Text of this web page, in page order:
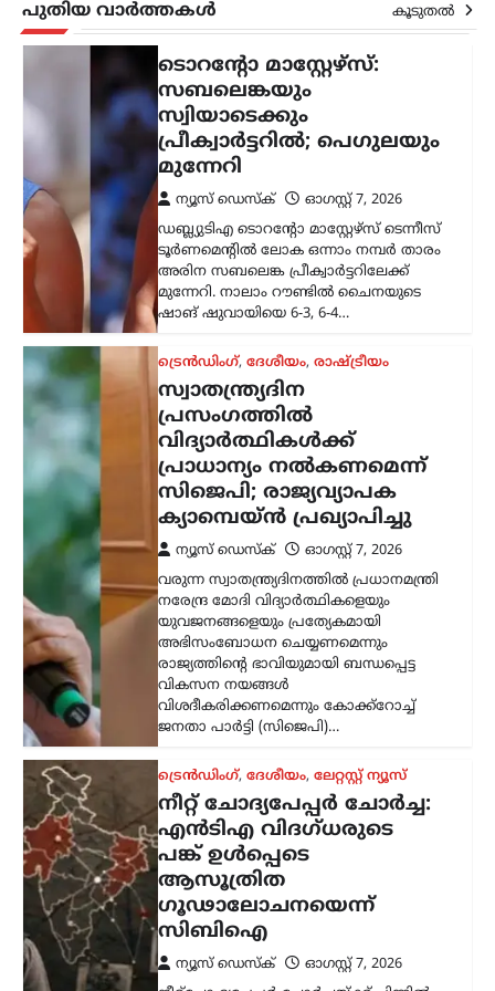
പുതിയ വാർത്തകൾ
കൂടുതൽ
കായികം
ടൊറന്റോ മാസ്റ്റേഴ്സ്:
സബലെങ്കയും
സ്വിയാടെക്കും
പ്രീക്വാർട്ടറിൽ; പെഗുലയും
മുന്നേറി
ന്യൂസ് ഡെസ്ക്
ഓഗസ്റ്റ്‌ 7, 2026
ഡബ്ല്യുടിഎ ടൊറന്റോ മാസ്റ്റേഴ്സ് ടെന്നീസ്
ടൂർണമെന്റിൽ ലോക ഒന്നാം നമ്പർ താരം
അരിന സബലെങ്ക പ്രീക്വാർട്ടറിലേക്ക്
മുന്നേറി. നാലാം റൗണ്ടിൽ ചൈനയുടെ
ഷാങ് ഷുവായിയെ 6-3, 6-4…
ട്രെൻഡിംഗ്, ദേശീയം, രാഷ്ട്രീയം
സ്വാതന്ത്ര്യദിന
പ്രസംഗത്തിൽ
വിദ്യാർത്ഥികൾക്ക്
പ്രാധാന്യം നൽകണമെന്ന്
സിജെപി; രാജ്യവ്യാപക
ക്യാമ്പെയ്ൻ പ്രഖ്യാപിച്ചു
ന്യൂസ് ഡെസ്ക്
ഓഗസ്റ്റ്‌ 7, 2026
വരുന്ന സ്വാതന്ത്ര്യദിനത്തിൽ പ്രധാനമന്ത്രി
നരേന്ദ്ര മോദി വിദ്യാർത്ഥികളെയും
യുവജനങ്ങളെയും പ്രത്യേകമായി
അഭിസംബോധന ചെയ്യണമെന്നും
രാജ്യത്തിന്റെ ഭാവിയുമായി ബന്ധപ്പെട്ട
വികസന നയങ്ങൾ
വിശദീകരിക്കണമെന്നും കോക്ക്റോച്ച്
ജനതാ പാർട്ടി (സിജെപി)…
ട്രെൻഡിംഗ്, ദേശീയം, ലേറ്റസ്റ്റ് ന്യൂസ്
നീറ്റ് ചോദ്യപേപ്പർ ചോർച്ച:
എൻടിഎ വിദഗ്ധരുടെ
പങ്ക് ഉൾപ്പെടെ
ആസൂത്രിത
ഗൂഢാലോചനയെന്ന്
സിബിഐ
ന്യൂസ് ഡെസ്ക്
ഓഗസ്റ്റ്‌ 7, 2026